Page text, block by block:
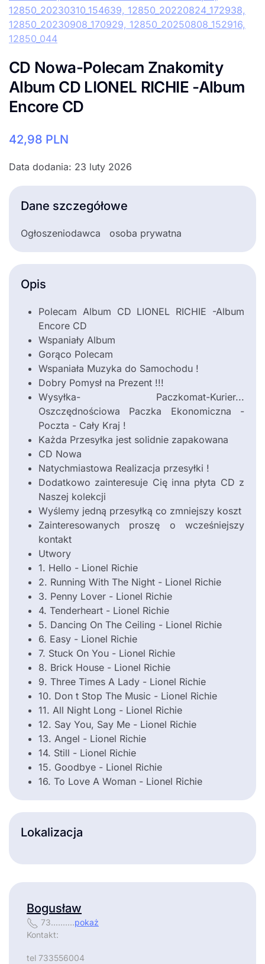
CD Nowa-Polecam Znakomity
Album CD LIONEL RICHIE -Album
Encore CD
42,98 PLN
Data dodania: 23 luty 2026
Dane szczegółowe
Ogłoszeniodawca osoba prywatna
Opis
Polecam Album CD LIONEL RICHIE -Album
Encore CD
Wspaniały Album
Gorąco Polecam
Wspaniała Muzyka do Samochodu !
Dobry Pomysł na Prezent !!!
Wysyłka- Paczkomat-Kurier...
Oszczędnościowa Paczka Ekonomiczna -
Poczta - Cały Kraj !
Każda Przesyłka jest solidnie zapakowana
CD Nowa
Natychmiastowa Realizacja przesyłki !
Dodatkowo zainteresuje Cię inna płyta CD z
Naszej kolekcji
Wyślemy jedną przesyłką co zmniejszy koszt
Zainteresowanych proszę o wcześniejszy
kontakt
Utwory
1. Hello - Lionel Richie
2. Running With The Night - Lionel Richie
3. Penny Lover - Lionel Richie
4. Tenderheart - Lionel Richie
5. Dancing On The Ceiling - Lionel Richie
6. Easy - Lionel Richie
7. Stuck On You - Lionel Richie
8. Brick House - Lionel Richie
9. Three Times A Lady - Lionel Richie
10. Don t Stop The Music - Lionel Richie
11. All Night Long - Lionel Richie
12. Say You, Say Me - Lionel Richie
13. Angel - Lionel Richie
14. Still - Lionel Richie
15. Goodbye - Lionel Richie
16. To Love A Woman - Lionel Richie
Lokalizacja
Bogusław
73..........pokaż
Kontakt:
tel 733556004